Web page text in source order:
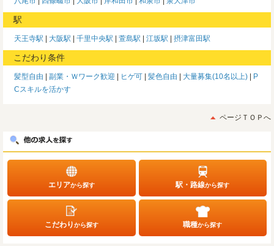
駅
天王寺駅 大阪駅 千里中央駅 萱島駅 江坂駅 摂津富田駅
こだわり条件
髪型自由 副業・Ｗワーク歓迎 ヒゲ可 髪色自由 大量募集(10名以上)
P
Cスキルを活かす
ページＴＯＰへ
エリアから探す 駅・路線から探す
こだわりから探す 職種から探す